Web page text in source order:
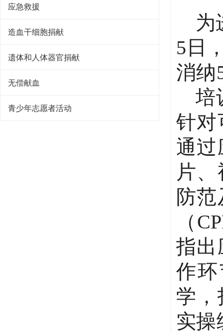
应急救援
造血干细胞捐献
遗体和人体器官捐献
无偿献血
青少年志愿者活动
为
5日
消纳
培
针对
通过
片
防
（
指出
作
学，
实操